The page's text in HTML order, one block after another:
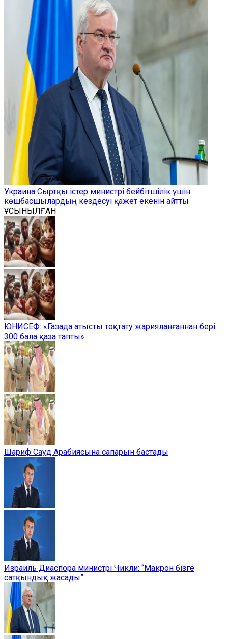
Украина Сыртқы істер министрі бейбітшілік үшін
көшбасшылардың кездесуі қажет екенін айтты
ҰСЫНЫЛҒАН
ЮНИСЕФ: «Газада атысты тоқтату жарияланғаннан бері
300 бала қаза тапты»
Шариф Сауд Арабиясына сапарын бастады
Израиль Диаспора министрі Чикли: “Макрон бізге
сатқындық жасады”